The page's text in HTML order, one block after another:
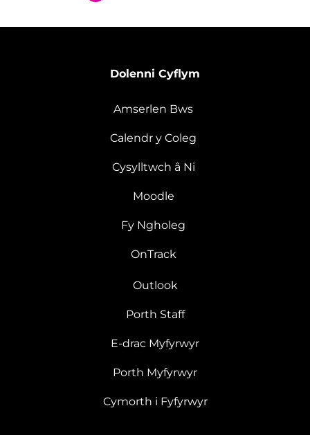
Dolenni Cyflym
Amserlen Bws
Calendr y Coleg
Cysylltwch â Ni
Moodle
Fy Ngholeg
OnTrack
Outlook
Porth Staff
E-drac Myfyrwyr
Porth Myfyrwyr
Cymorth i Fyfyrwyr